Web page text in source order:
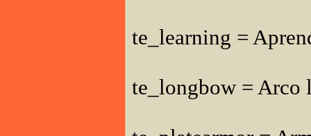
te_learning =
te_longbow = Arco